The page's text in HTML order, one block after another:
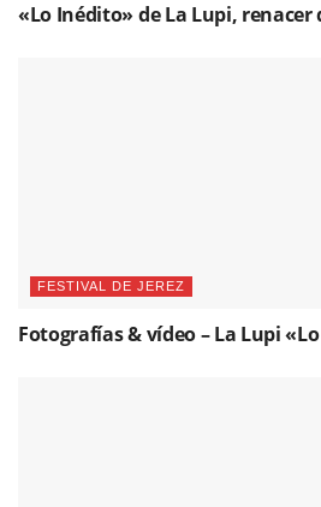
«Lo Inédito» de La Lupi, renacer
FESTIVAL DE JEREZ
Fotografías & vídeo – La Lupi